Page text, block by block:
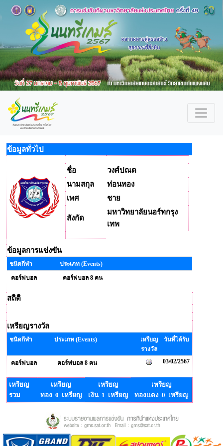
ข้อมูลทั่วไป
ชื่อ
วงศ์ปณต
นามสกุล
ท่อนทอง
เพศ
ชาย
สังกัด
มหาวิทยาลัยนอร์ทกรุง
เทพ
ข้อมูลการแข่งขัน
ชนิดกีฬา
ประเภท (Events)
คอร์ฟบอล
คอร์ฟบอล 8 คน
สถิติ
เหรียญรางวัล
ชนิดกีฬา ประเภท (Events)
เหรียญ
รางวัล
วันที่ได้รับ
คอร์ฟบอล คอร์ฟบอล 8 คน 03/02/2567
เหรียญ
รวม
เหรียญ
ทอง 0 เหรียญ
เหรียญ
เงิน 1 เหรียญ
เหรียญ
ทองแดง 0 เหรียญ